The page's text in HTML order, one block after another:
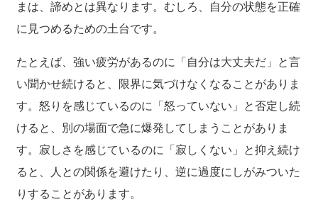
まは、諦めとは異なります。むしろ、自分の状態を正確
に見つめるための土台です。
たとえば、強い疲労があるのに「自分は大丈夫だ」と言
い聞かせ続けると、限界に気づけなくなることがありま
す。怒りを感じているのに「怒っていない」と否定し続
けると、別の場面で急に爆発してしまうことがありま
す。寂しさを感じているのに「寂しくない」と抑え続け
ると、人との関係を避けたり、逆に過度にしがみついた
りすることがあります。